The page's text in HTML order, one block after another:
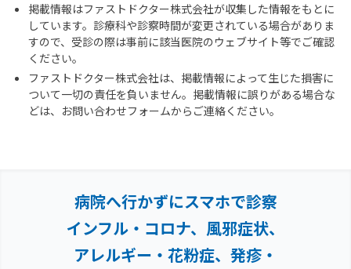
掲載情報はファストドクター株式会社が収集した情報をもとに
しています。診療科や診察時間が変更されている場合がありま
すので、受診の際は事前に該当医院のウェブサイト等でご確認
ください。
ファストドクター株式会社は、掲載情報によって生じた損害に
ついて一切の責任を負いません。掲載情報に誤りがある場合な
どは、お問い合わせフォームからご連絡ください。
病院へ行かずにスマホで診察
インフル・コロナ、風邪症状、
アレルギー・花粉症、 発疹・